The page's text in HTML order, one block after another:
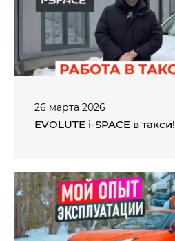
26 марта 2026
EVOLUTE i‑SPACE в такси!